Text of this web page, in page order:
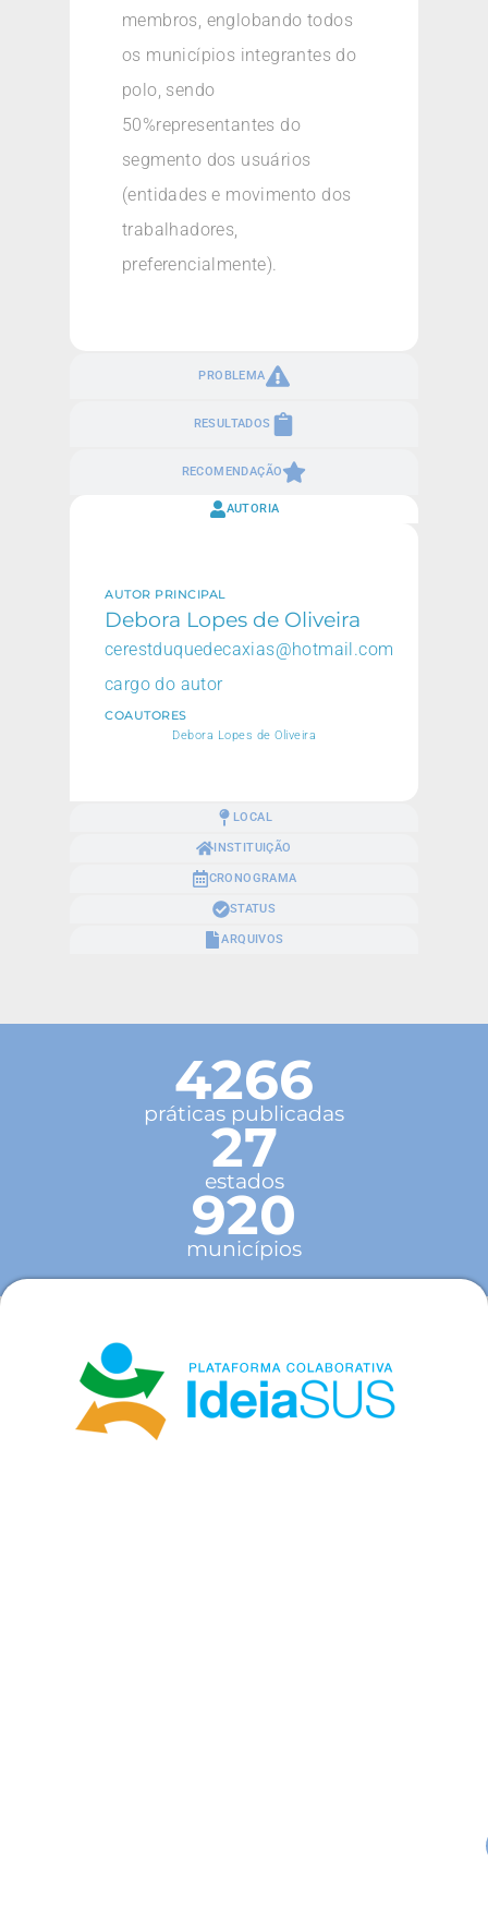
PROBLEMA
RESULTADOS
RECOMENDAÇÃO
membros, englobando todos
os municípios integrantes do
polo, sendo
50%representantes do
segmento dos usuários
(entidades e movimento dos
trabalhadores,
preferencialmente).
AUTORIA
LOCAL
INSTITUIÇÃO
CRONOGRAMA
STATUS
ARQUIVOS
AUTOR PRINCIPAL
Debora Lopes de Oliveira
cerestduquedecaxias@hotmail.com
cargo do autor
COAUTORES
Debora Lopes de Oliveira
4266
práticas publicadas
27
estados
920
municípios